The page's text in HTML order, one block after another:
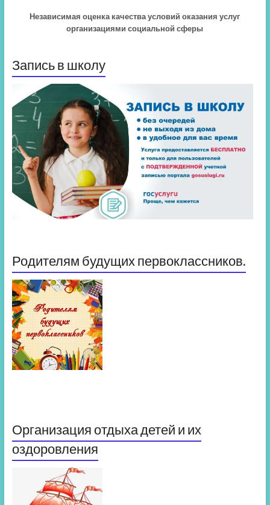
Независимая оценка качества условий оказания услуг
организациями социальной сферы
Запись в школу
Родителям будущих первоклассников.
Организация отдыха детей и их
оздоровления